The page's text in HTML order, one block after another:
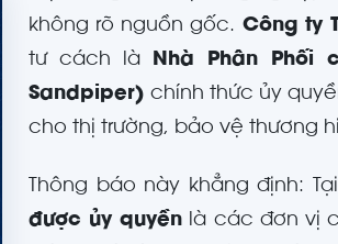
không rõ nguồn gốc. Công ty
tư cách là Nhà Phân Phối
Sandpiper) chính thức ủy
cho thị trường, bảo vệ thương
Thông báo này khẳng định:
được ủy quyền là các đơn vị